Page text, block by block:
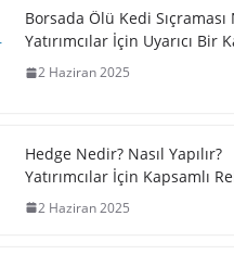
Borsada Ölü Kedi Sıçraması
Yatırımcılar İçin Uyarıcı Bir
2 Haziran 2025
Hedge Nedir? Nasıl Yapılır?
Yatırımcılar İçin Kapsamlı
2 Haziran 2025